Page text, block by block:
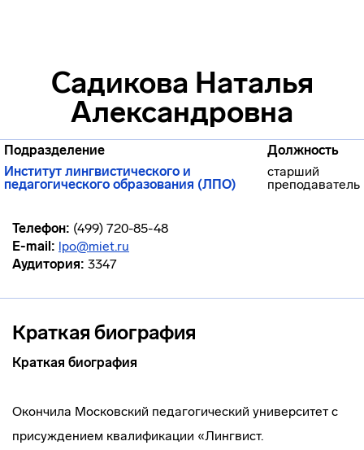
Садикова Наталья
Александровна
Подразделение
Должность
Институт лингвистического и
педагогического образования (ЛПО)
старший
преподаватель
Телефон: (499) 720-85-48
E-mail: lpo@miet.ru
Аудитория: 3347
Краткая биография
Краткая биография
Окончила Московский педагогический университет с
присуждением квалификации «Лингвист.